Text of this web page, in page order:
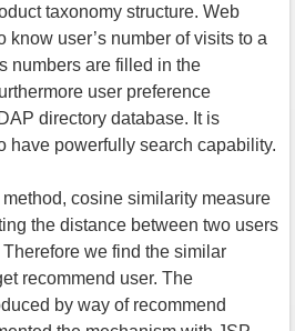
taxonomy structure. Web
know user’s number of visits to a
numbers are filled in the
user preference
directory database. It is
have powerfully search capability.
cosine similarity measure
the distance between two users
we find the similar
recommend user. The
by way of recommend